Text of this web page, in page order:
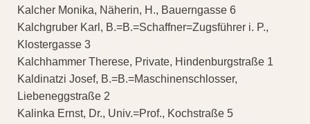
Kalcher Monika, Näherin, H., Bauerngasse 6
Kalchgruber Karl, B.=B.=Schaffner=Zugsführer i. P.,
Klostergasse 3
Kalchhammer Therese, Private, Hindenburgstraße 1
Kaldinatzi Josef, B.=B.=Maschinenschlosser,
Liebeneggstraße 2
Kalinka Ernst, Dr., Univ.=Prof., Kochstraße 5